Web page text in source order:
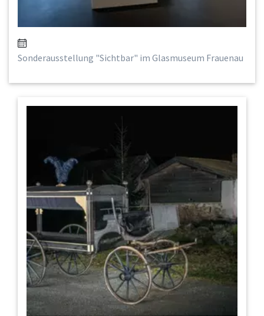
Sonderausstellung "Sichtbar" im Glasmuseum Frauenau